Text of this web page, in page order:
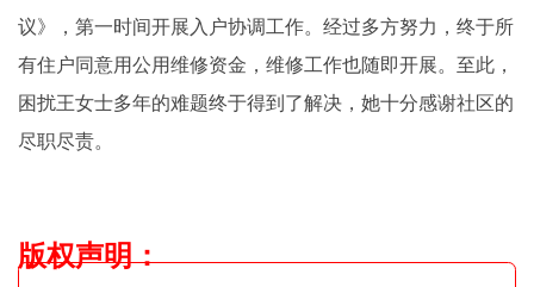
议》，第一时间开展入户协调工作。经过多方努力，终于所
有住户同意用公用维修资金，维修工作也随即开展。至此，
困扰王女士多年的难题终于得到了解决，她十分感谢社区的
尽职尽责。
版权声明：